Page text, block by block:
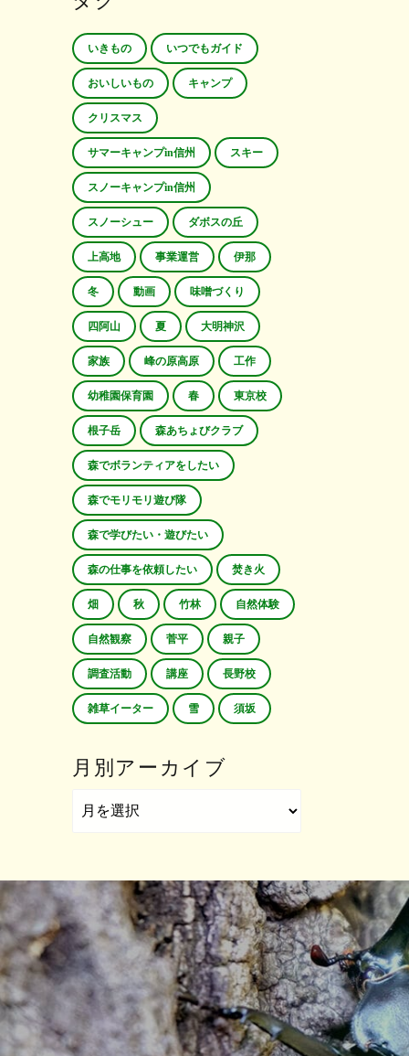
いきもの いつでもガイド
おいしいもの キャンプ
クリスマス
サマーキャンプin信州 スキー
スノーキャンプin信州
スノーシュー ダボスの丘
上高地 事業運営 伊那
冬 動画 味噌づくり
四阿山 夏 大明神沢
家族 峰の原高原 工作
幼稚園保育園 春 東京校
根子岳 森あちょびクラブ
森でボランティアをしたい
森でモリモリ遊び隊
森で学びたい・遊びたい
森の仕事を依頼したい 焚き火
畑 秋 竹林 自然体験
自然観察 菅平 親子
調査活動 講座 長野校
雑草イーター 雪 須坂
月別アーカイブ